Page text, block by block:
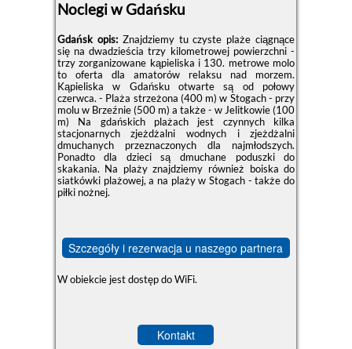
Noclegi w Gdańsku
Gdańsk opis: Znajdziemy tu czyste plaże ciągnące
się na dwadzieścia trzy kilometrowej powierzchni -
trzy zorganizowane kąpieliska i 130. metrowe molo
to oferta dla amatorów relaksu nad morzem.
Kąpieliska w Gdańsku otwarte są od połowy
czerwca. - Plaża strzeżona (400 m) w Stogach - przy
molu w Brzeźnie (500 m) a także - w Jelitkowie (100
m) Na gdańskich plażach jest czynnych kilka
stacjonarnych zjeżdżalni wodnych i zjeżdżalni
dmuchanych przeznaczonych dla najmłodszych.
Ponadto dla dzieci są dmuchane poduszki do
skakania. Na plaży znajdziemy również boiska do
siatkówki plażowej, a na plaży w Stogach - także do
piłki nożnej.
Szczegóły i rezerwacja u naszego partnera
W obiekcie jest dostęp do WiFi.
Kontakt